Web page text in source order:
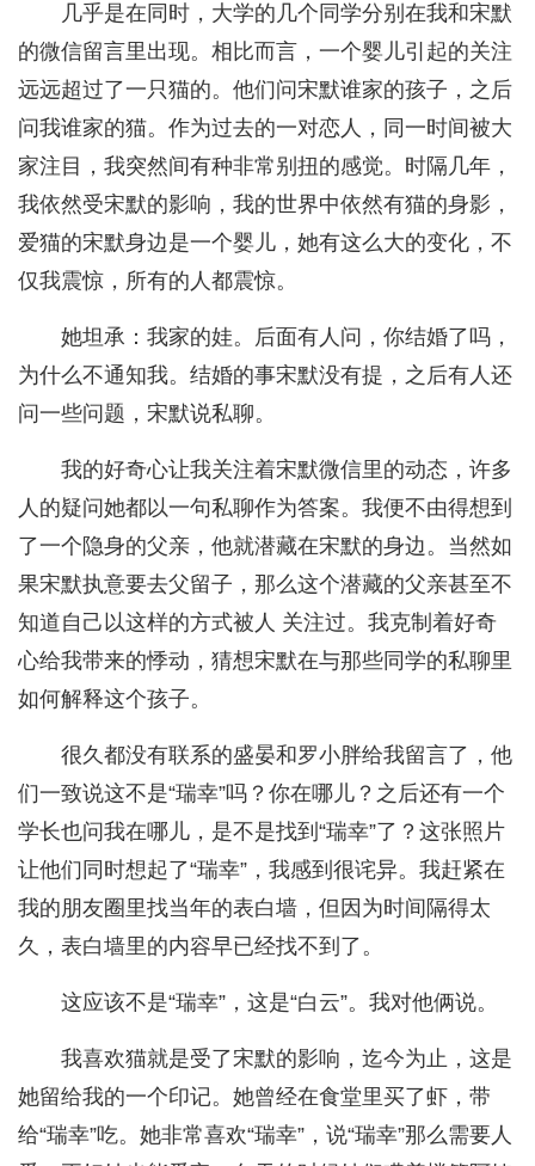
几乎是在同时，大学的几个同学分别在我和宋默
的微信留言里出现。相比而言，一个婴儿引起的关注
远远超过了一只猫的。他们问宋默谁家的孩子，之后
问我谁家的猫。作为过去的一对恋人，同一时间被大
家注目，我突然间有种非常别扭的感觉。时隔几年，
我依然受宋默的影响，我的世界中依然有猫的身影，
爱猫的宋默身边是一个婴儿，她有这么大的变化，不
仅我震惊，所有的人都震惊。
她坦承：我家的娃。后面有人问，你结婚了吗，
为什么不通知我。结婚的事宋默没有提，之后有人还
问一些问题，宋默说私聊。
我的好奇心让我关注着宋默微信里的动态，许多
人的疑问她都以一句私聊作为答案。我便不由得想到
了一个隐身的父亲，他就潜藏在宋默的身边。当然如
果宋默执意要去父留子，那么这个潜藏的父亲甚至不
知道自己以这样的方式被人 关注过。我克制着好奇
心给我带来的悸动，猜想宋默在与那些同学的私聊里
如何解释这个孩子。
很久都没有联系的盛晏和罗小胖给我留言了，他
们一致说这不是“瑞幸”吗？你在哪儿？之后还有一个
学长也问我在哪儿，是不是找到“瑞幸”了？这张照片
让他们同时想起了“瑞幸”，我感到很诧异。我赶紧在
我的朋友圈里找当年的表白墙，但因为时间隔得太
久，表白墙里的内容早已经找不到了。
这应该不是“瑞幸”，这是“白云”。我对他俩说。
我喜欢猫就是受了宋默的影响，迄今为止，这是
她留给我的一个印记。她曾经在食堂里买了虾，带
给“瑞幸”吃。她非常喜欢“瑞幸”，说“瑞幸”那么需要人